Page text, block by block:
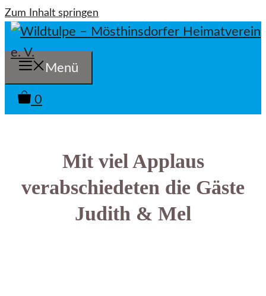
Zum Inhalt springen
Menü
0
Mit viel Applaus
verabschiedeten die Gäste
Judith & Mel